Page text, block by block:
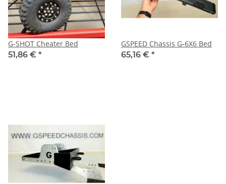
G-SHOT Cheater Bed
51,86 € *
GSPEED Chassis G-6X6 Bed
65,16 € *